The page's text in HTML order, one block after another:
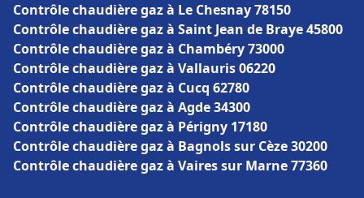
Contrôle chaudière gaz à Le Chesnay 78150
Contrôle chaudière gaz à Saint Jean de Braye 45800
Contrôle chaudière gaz à Chambéry 73000
Contrôle chaudière gaz à Vallauris 06220
Contrôle chaudière gaz à Cucq 62780
Contrôle chaudière gaz à Agde 34300
Contrôle chaudière gaz à Périgny 17180
Contrôle chaudière gaz à Bagnols sur Cèze 30200
Contrôle chaudière gaz à Vaires sur Marne 77360